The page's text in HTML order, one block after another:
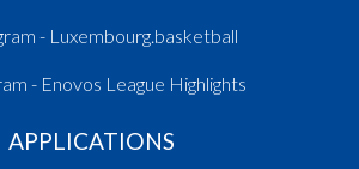
- Luxembourg.basketball
- Enovos League Highlights
APPLICATIONS